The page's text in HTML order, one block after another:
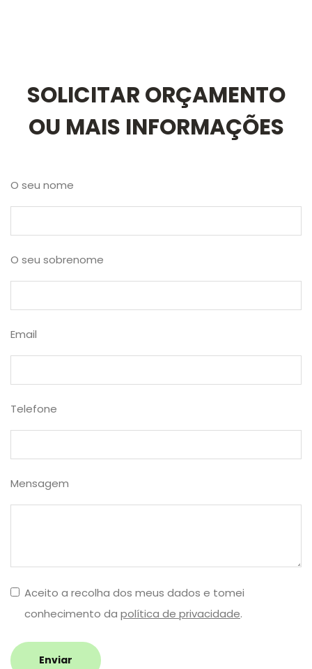
SOLICITAR ORÇAMENTO
OU MAIS INFORMAÇÕES
O seu nome
O seu sobrenome
Email
Telefone
Mensagem
Aceito a recolha dos meus dados e tomei
conhecimento da política de privacidade.
Enviar